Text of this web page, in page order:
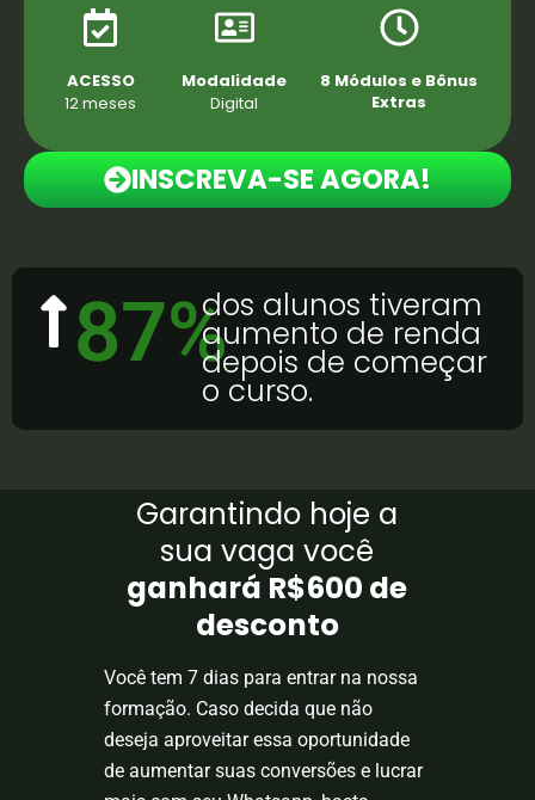
ACESSO
12 meses
Modalidade
Digital
8 Módulos e Bônus
Extras
INSCREVA-SE AGORA!
87%dos alunos tiveram
aumento de renda
depois de começar
o curso.
Garantindo hoje a
sua vaga você
ganhará R$600 de
desconto
Você tem 7 dias para entrar na nossa
formação. Caso decida que não
deseja aproveitar essa oportunidade
de aumentar suas conversões e lucrar